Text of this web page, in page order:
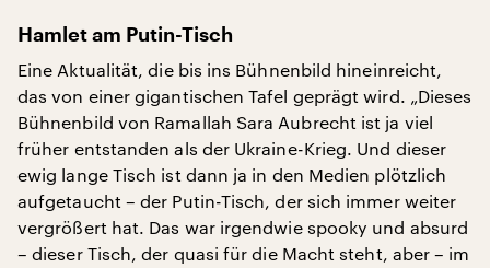
Hamlet am Putin-Tisch
Eine Aktualität, die bis ins Bühnenbild hineinreicht,
das von einer gigantischen Tafel geprägt wird. „Dieses
Bühnenbild von Ramallah Sara Aubrecht ist ja viel
früher entstanden als der Ukraine-Krieg. Und dieser
ewig lange Tisch ist dann ja in den Medien plötzlich
aufgetaucht – der Putin-Tisch, der sich immer weiter
vergrößert hat. Das war irgendwie spooky und absurd
– dieser Tisch, der quasi für die Macht steht, aber – im